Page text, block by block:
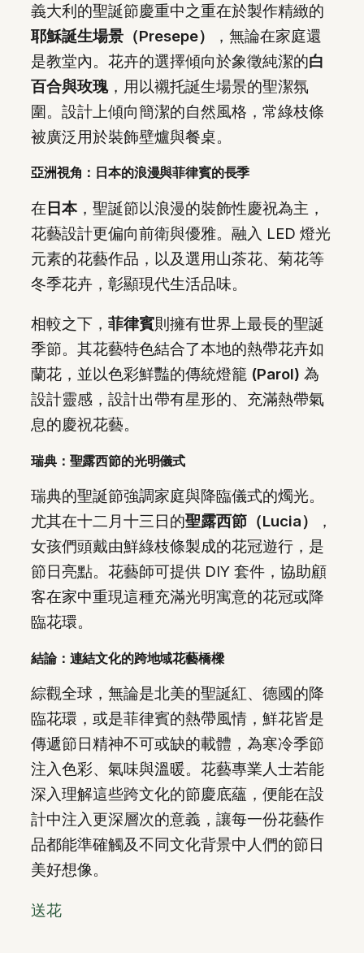
義大利的聖誕節慶重中之重在於製作精緻的
耶穌誕生場景（Presepe）
，無論在家庭還
是教堂內。花卉的選擇傾向於象徵純潔的白
百合與玫瑰，用以襯托誕生場景的聖潔氛
圍。設計上傾向簡潔的自然風格，常綠枝條
被廣泛用於裝飾壁爐與餐桌。
亞洲視角：日本的浪漫與菲律賓的長季
在日本 ，聖誕節以浪漫的裝飾性慶祝為主，
花藝設計更偏向前衛與優雅。融入 LED 燈光
元素的花藝作品，以及選用山茶花、菊花等
冬季花卉，彰顯現代生活品味。
相較之下， 菲律賓則擁有世界上最長的聖誕
季節。其花藝特色結合了本地的熱帶花卉如
蘭花，並以色彩鮮豔的傳統燈籠 (Parol) 為
設計靈感，設計出帶有星形的、充滿熱帶氣
息的慶祝花藝。
瑞典：聖露西節的光明儀式
瑞典的聖誕節強調家庭與降臨儀式的燭光。
尤其在十二月十三日的聖露西節（Lucia）
，
女孩們頭戴由鮮綠枝條製成的花冠遊行，是
節日亮點。花藝師可提供 DIY 套件，協助顧
客在家中重現這種充滿光明寓意的花冠或降
臨花環。
結論：連結文化的跨地域花藝橋樑
綜觀全球，無論是北美的聖誕紅、德國的降
臨花環，或是菲律賓的熱帶風情，鮮花皆是
傳遞節日精神不可或缺的載體，為寒冷季節
注入色彩、氣味與溫暖。花藝專業人士若能
深入理解這些跨文化的節慶底蘊，便能在設
計中注入更深層次的意義，讓每一份花藝作
品都能準確觸及不同文化背景中人們的節日
美好想像。
送花